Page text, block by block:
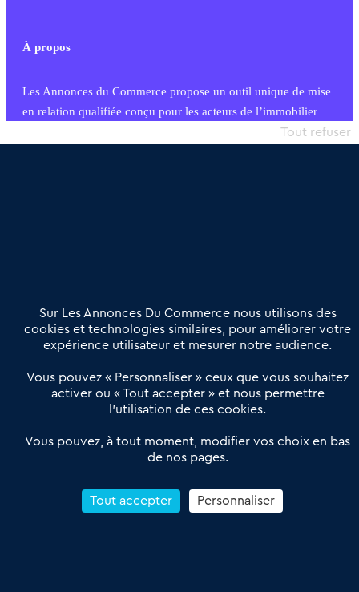
À propos
Les Annonces du Commerce propose un outil unique de mise
en relation qualifiée conçu pour les acteurs de l’immobilier
commercial et les collectivités territoriales, simple et intégrant
Offres Pro
Actualités
Qui sommes nous ?
Derniers articles
Réseau 3C : un partenaire national dédié aux transactions
Petitscommerces : Un partenariat au service du commerce de
proximité et des territoires
Reprendre un Restaurant Rapide
Sur Les Annonces Du Commerce nous utilisons des
cookies et technologies similaires, pour améliorer votre
expérience utilisateur et mesurer notre audience.
Vous pouvez « Personnaliser » ceux que vous souhaitez
activer ou « Tout accepter » et nous permettre
l’utilisation de ces cookies.
Vous pouvez, à tout moment, modifier vos choix en bas
de nos pages.
Tout accepter
Tout refuser
Personnaliser